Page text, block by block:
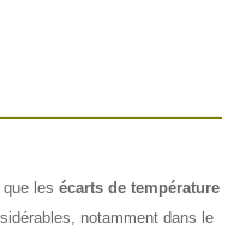
les écarts de température
notamment dans le